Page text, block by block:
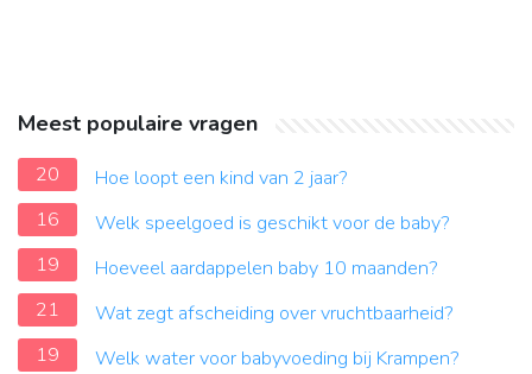
Meest populaire vragen
20
Hoe loopt een kind van 2 jaar?
16
Welk speelgoed is geschikt voor de baby?
19
Hoeveel aardappelen baby 10 maanden?
21
Wat zegt afscheiding over vruchtbaarheid?
19
Welk water voor babyvoeding bij Krampen?